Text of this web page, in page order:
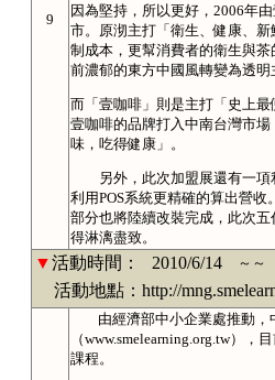
9
因為堅持，所以更好，2006年
市。原沏主打「衛生、健康、
制成本，更幫消費者的衛生與
前濃郁的東方中國風轉變為透
而「壹咖啡」則是主打「史上
壹咖啡的品牌打入中南台灣市
味，吃得健康」。
另外，此次加盟展還有一項
利用POS系統更精確的算出營
部分也將陸續改裝完成，此次
得淋漓盡致。
▼活動時間： 2010/6/14 ～～
活動地點：http://
由經濟部中小企業處推動，
（www.smelearning.org.tw）
課程。